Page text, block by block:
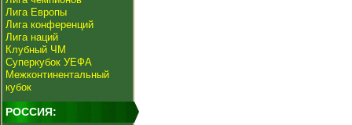
Лига Европы
Лига конференций
Лига наций
Клубный ЧМ
Суперкубок УЕФА
Межконтинентальный
кубок
РОССИЯ: